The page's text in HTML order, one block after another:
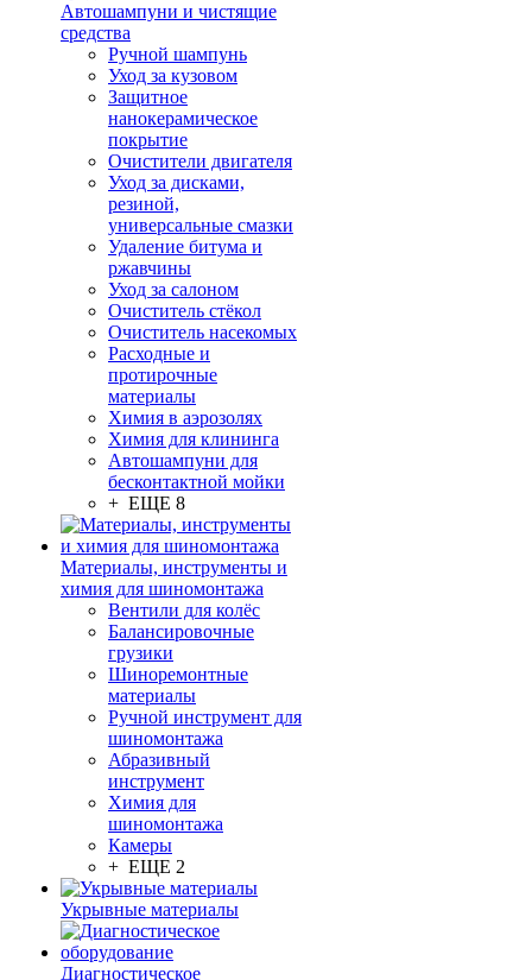
Автошампуни и чистящие
средства
Ручной шампунь
Уход за кузовом
Защитное
нанокерамическое
покрытие
Очистители двигателя
Уход за дисками,
резиной,
универсальные смазки
Удаление битума и
ржавчины
Уход за салоном
Очиститель стёкол
Очиститель насекомых
Расходные и
протирочные
материалы
Химия в аэрозолях
Химия для клининга
Автошампуни для
бесконтактной мойки
+ ЕЩЕ 8
Материалы, инструменты и
химия для шиномонтажа
Вентили для колёс
Балансировочные
грузики
Шиноремонтные
материалы
Ручной инструмент для
шиномонтажа
Абразивный
инструмент
Химия для
шиномонтажа
Камеры
+ ЕЩЕ 2
Укрывные материалы
Диагностическое